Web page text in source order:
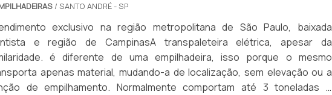
/ SANTO ANDRÉ - SP
exclusivo na região metropolitana de São Paulo, baixada
e região de CampinasA transpaleteira elétrica, apesar da
é diferente de uma empilhadeira, isso porque o mesmo
apenas material, mudando-a de localização, sem elevação ou a
de empilhamento. Normalmente comportam até 3 toneladas e